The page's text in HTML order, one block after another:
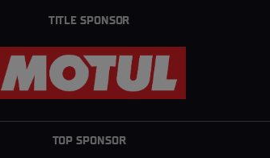
TITLE SPONSOR
TOP SPONSOR